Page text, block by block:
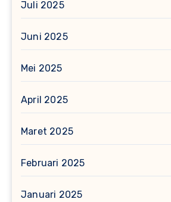
Juli 2025
Juni 2025
Mei 2025
April 2025
Maret 2025
Februari 2025
Januari 2025